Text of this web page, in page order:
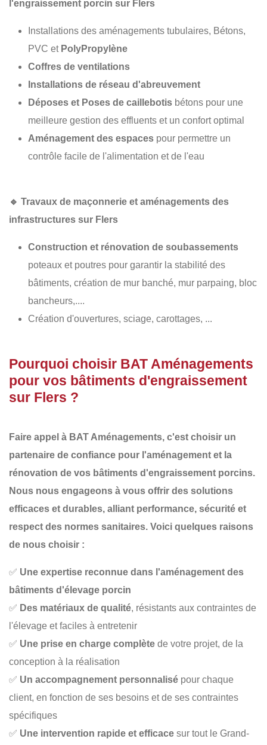
l'engraissement porcin sur Flers
Installations des aménagements tubulaires, Bétons,
PVC et PolyPropylène
Coffres de ventilations
Installations de réseau d'abreuvement
Déposes et Poses de caillebotis bétons pour une
meilleure gestion des effluents et un confort optimal
Aménagement des espaces pour permettre un
contrôle facile de l'alimentation et de l'eau
🔹 Travaux de maçonnerie et aménagements des
infrastructures sur Flers
Construction et rénovation de soubassements
poteaux et poutres pour garantir la stabilité des
bâtiments, création de mur banché, mur parpaing, bloc
bancheurs,....
Création d'ouvertures, sciage, carottages, ...
Pourquoi choisir BAT Aménagements
pour vos bâtiments d'engraissement
sur Flers ?
Faire appel à BAT Aménagements, c'est choisir un
partenaire de confiance pour l'aménagement et la
rénovation de vos bâtiments d'engraissement porcins.
Nous nous engageons à vous offrir des solutions
efficaces et durables, alliant performance, sécurité et
respect des normes sanitaires. Voici quelques raisons
de nous choisir :
✅ Une expertise reconnue dans l'aménagement des
bâtiments d'élevage porcin
✅ Des matériaux de qualité, résistants aux contraintes de
l'élevage et faciles à entretenir
✅ Une prise en charge complète de votre projet, de la
conception à la réalisation
✅ Un accompagnement personnalisé pour chaque
client, en fonction de ses besoins et de ses contraintes
spécifiques
✅ Une intervention rapide et efficace sur tout le Grand-